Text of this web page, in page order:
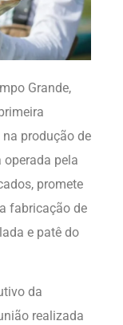
Grande,
produção de
operada pela
promete
fabricação de
e patê do
da
realizada